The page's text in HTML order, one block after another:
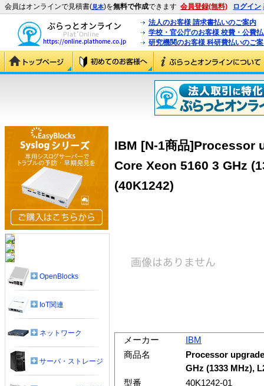
会員はオンラインで見積書(見本)を無料で作成できます 会員登録(無料) ログイン
法人のお客様 請求書払いのご案内
学校・官公庁のお客様 校費・公費
研究機関のお客様 科研費払いのご
IBM [N-1商品]Processor
Core Xeon 5160 3 GHz
(40K1242)
メーカー
IBM
商品名
Processor
GHz (1333 MHz),
型番
40K1242-01
OpenBlocks
IoT関連
ネットワーク
サーバ・ストレージ